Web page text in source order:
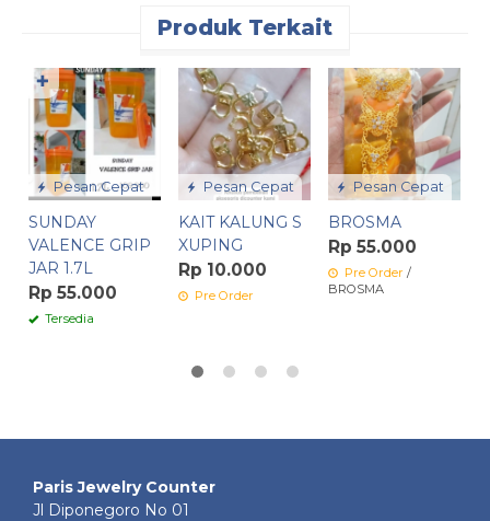
Produk Terkait
Pesan Cepat
SUNDAY
VALENCE GRIP
JAR 1.7L
Rp 55.000
Tersedia
✚
Pesan Cepat
KAIT KALUNG S
XUPING
Rp 10.000
Pre Order
Pesan Cepat
BROSMA
Rp 55.000
Pre Order /
BROSMA
Paris Jewelry Counter
Jl Diponegoro No 01